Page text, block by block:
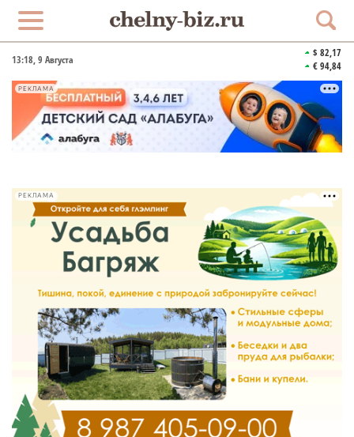
13:18, 9 Августа
$ 82,17
€ 94,84
РЕКЛАМА
РЕКЛАМА